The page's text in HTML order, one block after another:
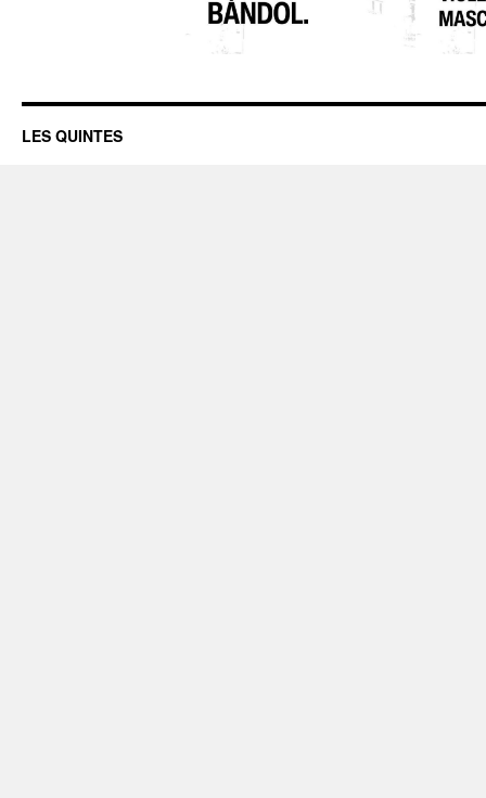
LES QUINTES